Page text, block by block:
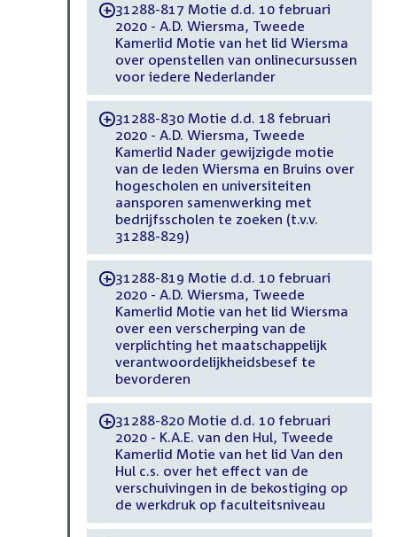
-31288-817 Motie d.d. 10 februari
2020 - A.D. Wiersma, Tweede
Kamerlid Motie van het lid Wiersma
over openstellen van onlinecursussen
voor iedere Nederlander
-31288-830 Motie d.d. 18 februari
2020 - A.D. Wiersma, Tweede
Kamerlid Nader gewijzigde motie
van de leden Wiersma en Bruins over
hogescholen en universiteiten
aansporen samenwerking met
bedrijfsscholen te zoeken (t.v.v.
31288-829)
-31288-819 Motie d.d. 10 februari
2020 - A.D. Wiersma, Tweede
Kamerlid Motie van het lid Wiersma
over een verscherping van de
verplichting het maatschappelijk
verantwoordelijkheidsbesef te
bevorderen
-31288-820 Motie d.d. 10 februari
2020 - K.A.E. van den Hul, Tweede
Kamerlid Motie van het lid Van den
Hul c.s. over het effect van de
verschuivingen in de bekostiging op
de werkdruk op faculteitsniveau